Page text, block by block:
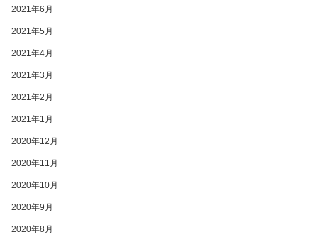
2021年6月
2021年5月
2021年4月
2021年3月
2021年2月
2021年1月
2020年12月
2020年11月
2020年10月
2020年9月
2020年8月